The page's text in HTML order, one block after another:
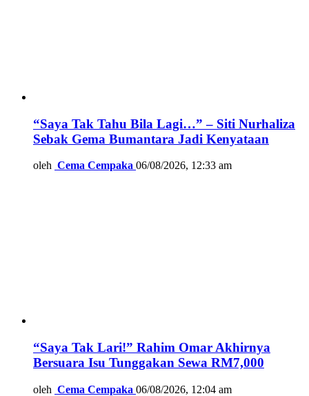
“Saya Tak Tahu Bila Lagi…” – Siti Nurhaliza
Sebak Gema Bumantara Jadi Kenyataan
oleh Cema Cempaka 06/08/2026, 12:33 am
“Saya Tak Lari!” Rahim Omar Akhirnya
Bersuara Isu Tunggakan Sewa RM7,000
oleh Cema Cempaka 06/08/2026, 12:04 am